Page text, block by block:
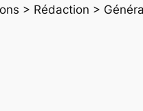
> Rédaction >